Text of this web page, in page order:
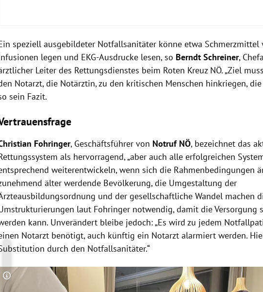
speziell ausgebildeter Notfallsanitäter könne etwa Schmerzmittel
legen und EKG-Ausdrucke lesen, so Berndt Schreiner,
Leiter des Rettungsdienstes beim Roten Kreuz NÖ. „Ziel
Notarzt, die Notärztin, zu den kritischen Menschen hinkriegen, die
sein Fazit.
Fohringer, Geschäftsführer von Notruf NÖ, bezeichnet das
als hervorragend, „aber auch alle erfolgreichen
weiterentwickeln, wenn sich die Rahmenbedingungen
älter werdende Bevölkerung, die Umgestaltung der
und der gesellschaftliche Wandel machen
laut Fohringer notwendig, damit die Versorgung
kann. Unverändert bleibe jedoch: „Es wird zu jedem
Notarzt benötigt, auch künftig ein Notarzt alarmiert werden.
durch den Notfallsanitäter.“
Copyright-Hinweis öffnen/schließen